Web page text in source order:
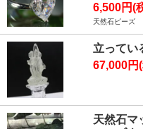
6,500円(
天然石ビーズ
立ってい
67,000円
天然石マ